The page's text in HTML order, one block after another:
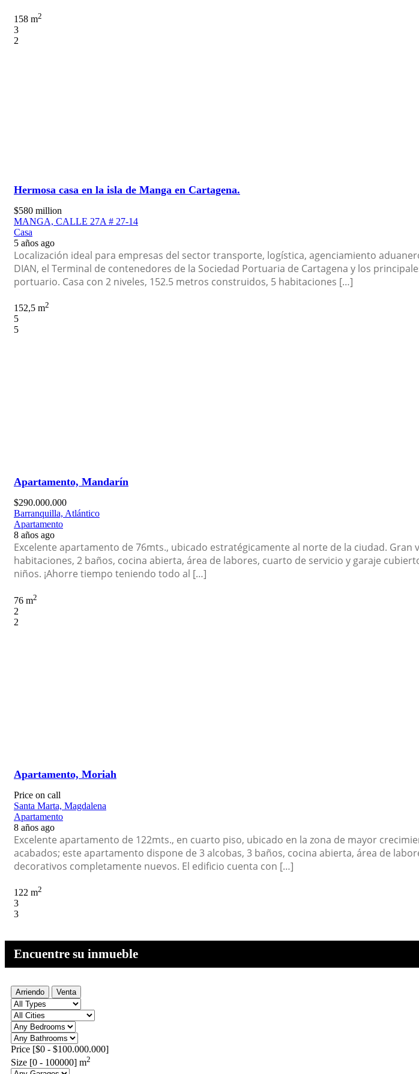
158 m2
3
2
Hermosa casa en la isla de Manga en Cartagena.
$580 million
MANGA, CALLE 27A # 27-14
Casa
5 años ago
Localización ideal para empresas del sector transporte, logística, agenciamiento
DIAN, el Terminal de contenedores de la Sociedad Portuaria de Cartagena y los
portuario. Casa con 2 niveles, 152.5 metros construidos, 5 habitaciones […]
152,5 m2
5
5
Apartamento, Mandarín
$290.000.000
Barranquilla, Atlántico
Apartamento
8 años ago
Excelente apartamento de 76mts., ubicado estratégicamente al norte de la ciudad.
habitaciones, 2 baños, cocina abierta, área de labores, cuarto de servicio y garaje
niños. ¡Ahorre tiempo teniendo todo al […]
76 m2
2
2
Apartamento, Moriah
Price on call
Santa Marta, Magdalena
Apartamento
8 años ago
Excelente apartamento de 122mts., en cuarto piso, ubicado en la zona de mayor
acabados; este apartamento dispone de 3 alcobas, 3 baños, cocina abierta, área de
decorativos completamente nuevos. El edificio cuenta con […]
122 m2
3
3
Encuentre su inmueble
Arriendo Venta
Price [$0 - $100.000.000]
Size [0 - 100000] m2